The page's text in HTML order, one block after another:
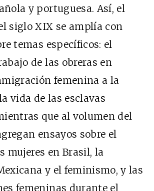
y portuguesa. Así, el
siglo XIX se amplía con
temas específicos: el
de las obreras en
femenina a la
vida de las esclavas
que al volumen del
ensayos sobre el
mujeres en Brasil, la
y el feminismo, y las
femeninas durante el